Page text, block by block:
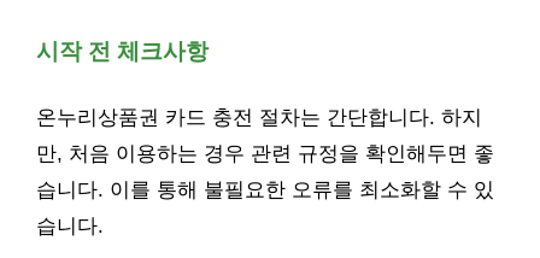
시작 전 체크사항
온누리상품권 카드 충전 절차는 간단합니다. 하지
만, 처음 이용하는 경우 관련 규정을 확인해두면 좋
습니다. 이를 통해 불필요한 오류를 최소화할 수 있
습니다.